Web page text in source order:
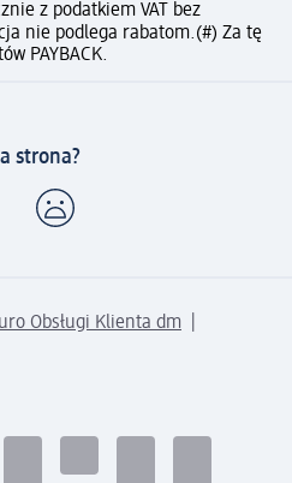
z podatkiem VAT bez
nie podlega rabatom.(#) Za tę
PAYBACK.
strona?
Obsługi Klienta dm